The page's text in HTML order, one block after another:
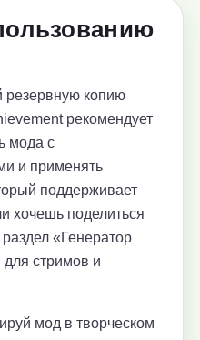
резервную копию
рекомендует
мода с
и применять
поддерживает
хочешь поделиться
«Генератор
стримов и
мод в творческом